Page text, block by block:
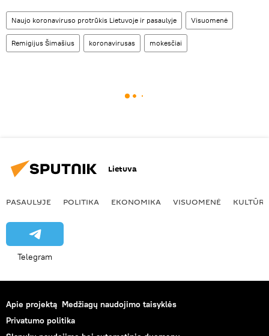
Naujo koronaviruso protrūkis Lietuvoje ir pasaulyje Visuomenė
Remigijus Šimašius koronavirusas mokesčiai
Lietuva
PASAULYJE POLITIKA EKONOMIKA VISUOMENĖ KULTŪRA
Telegram
Apie projektą Medžiagų naudojimo taisyklės
Privatumo politika